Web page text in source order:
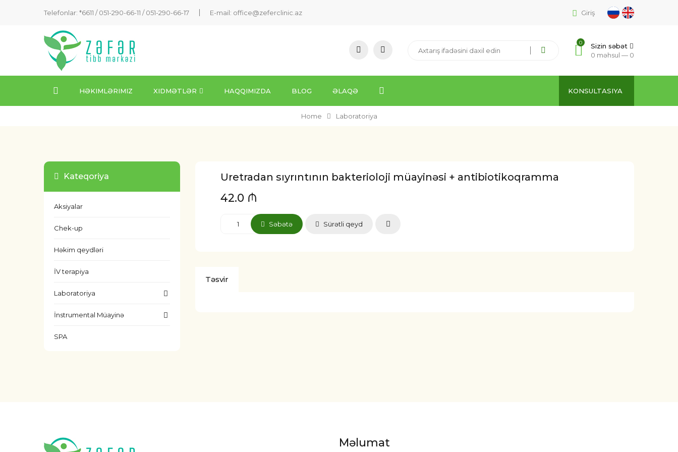
Telefonlar: *6611 /051-290-66-11 /051-290-66-17 E-mail: office@zeferclinic.az Giriş
0
Sizin səbət
0 məhsul — 0
HƏKIMLƏRIMIZ XIDMƏTLƏR HAQQIMIZDA BLOG ƏLAQƏ KONSULTASIYA
Home Laboratoriya
Uretradan sıyrıntının bakterioloji müayinəsi + antibiotikoqramma
42.0 ₼
Səbətə Sürətli qeyd
Təsvir
Kateqoriya
Aksiyalar
Chek-up
Həkim qeydləri
İV terapiya
Laboratoriya
İnstrumental Müayinə
SPA
Məlumat